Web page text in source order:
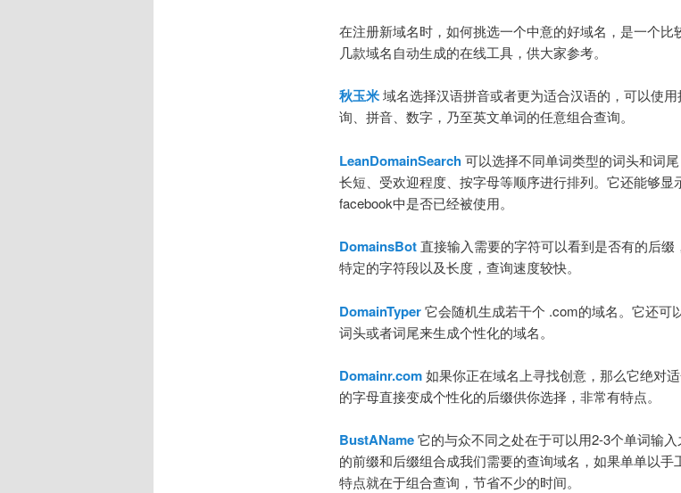
在注册新域名时，如何挑选一个中意的好域名，是一个比
几款域名自动生成的在线工具，供大家参考。
秋玉米域名选择汉语拼音或者更为适合汉语的，可以使
询、拼音、数字，乃至英文单词的任意组合查询。
LeanDomainSearch可以选择不同单词类型的词头和词
长短、受欢迎程度、按字母等顺序进行排列。它还能够显
facebook中是否已经被使用。
DomainsBot直接输入需要的字符可以看到是否有的后
特定的字符段以及长度，查询速度较快。
DomainTyper它会随机生成若干个 .com的域名。它还可
词头或者词尾来生成个性化的域名。
Domainr.com如果你正在域名上寻找创意，那么它绝对
的字母直接变成个性化的后缀供你选择，非常有特点。
BustAName它的与众不同之处在于可以用2-3个单词输
的前缀和后缀组合成我们需要的查询域名，如果单单以手
特点就在于组合查询，节省不少的时间。